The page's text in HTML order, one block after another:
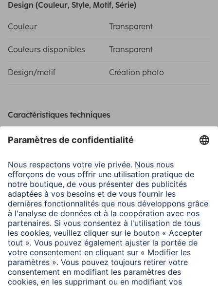
Design (Couleur, Style, Motif, Série)
Couleur Transparent
Couleurs disponibles Transparent
Design/motif Création photo
Caractéristiques techniques
Matière
PVC, Polyvinyl Chloride
Nature Matériau souple
Dimensions
Largeur x Profondeur x
Hauteur
23 x 19,5 x 0,25 cm
Poids 64 g